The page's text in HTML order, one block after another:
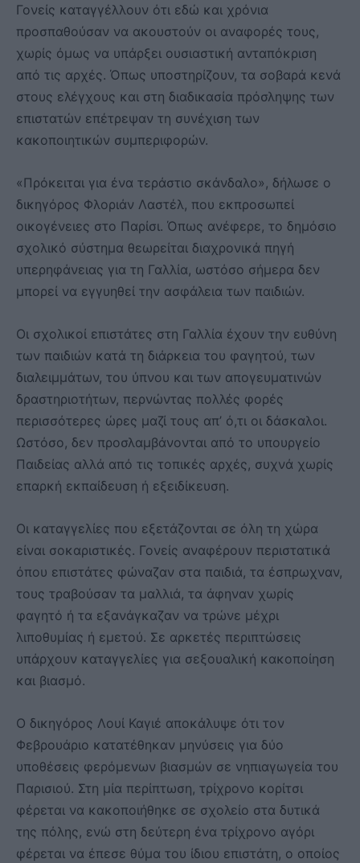
Γονείς καταγγέλλουν ότι εδώ και χρόνια
προσπαθούσαν να ακουστούν οι αναφορές τους,
χωρίς όμως να υπάρξει ουσιαστική ανταπόκριση
από τις αρχές. Όπως υποστηρίζουν, τα σοβαρά κενά
στους ελέγχους και στη διαδικασία πρόσληψης των
επιστατών επέτρεψαν τη συνέχιση των
κακοποιητικών συμπεριφορών.
«Πρόκειται για ένα τεράστιο σκάνδαλο», δήλωσε ο
δικηγόρος Φλοριάν Λαστέλ, που εκπροσωπεί
οικογένειες στο Παρίσι. Όπως ανέφερε, το δημόσιο
σχολικό σύστημα θεωρείται διαχρονικά πηγή
υπερηφάνειας για τη Γαλλία, ωστόσο σήμερα δεν
μπορεί να εγγυηθεί την ασφάλεια των παιδιών.
Οι σχολικοί επιστάτες στη Γαλλία έχουν την ευθύνη
των παιδιών κατά τη διάρκεια του φαγητού, των
διαλειμμάτων, του ύπνου και των απογευματινών
δραστηριοτήτων, περνώντας πολλές φορές
περισσότερες ώρες μαζί τους απ’ ό,τι οι δάσκαλοι.
Ωστόσο, δεν προσλαμβάνονται από το υπουργείο
Παιδείας αλλά από τις τοπικές αρχές, συχνά χωρίς
επαρκή εκπαίδευση ή εξειδίκευση.
Οι καταγγελίες που εξετάζονται σε όλη τη χώρα
είναι σοκαριστικές. Γονείς αναφέρουν περιστατικά
όπου επιστάτες φώναζαν στα παιδιά, τα έσπρωχναν,
τους τραβούσαν τα μαλλιά, τα άφηναν χωρίς
φαγητό ή τα εξανάγκαζαν να τρώνε μέχρι
λιποθυμίας ή εμετού. Σε αρκετές περιπτώσεις
υπάρχουν καταγγελίες για σεξουαλική κακοποίηση
και βιασμό.
Ο δικηγόρος Λουί Καγιέ αποκάλυψε ότι τον
Φεβρουάριο κατατέθηκαν μηνύσεις για δύο
υποθέσεις φερόμενων βιασμών σε νηπιαγωγεία του
Παρισιού. Στη μία περίπτωση, τρίχρονο κορίτσι
φέρεται να κακοποιήθηκε σε σχολείο στα δυτικά
της πόλης, ενώ στη δεύτερη ένα τρίχρονο αγόρι
φέρεται να έπεσε θύμα του ίδιου επιστάτη, ο οποίος